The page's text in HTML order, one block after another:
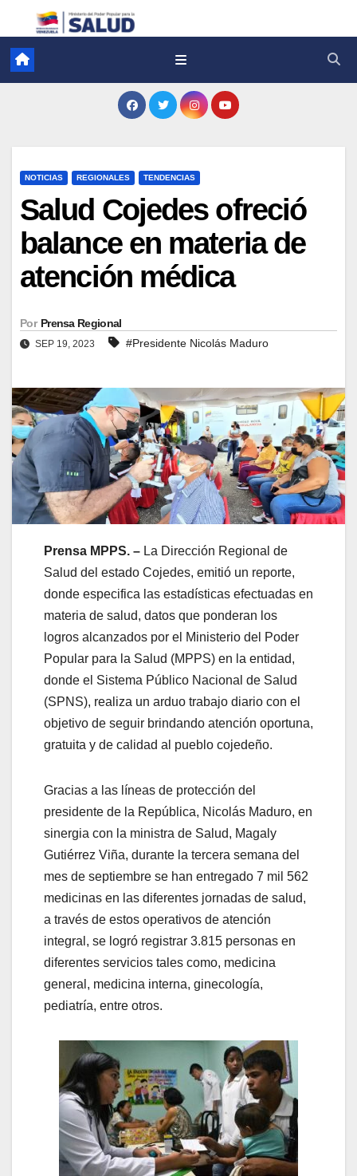
NOTICIAS REGIONALES TENDENCIAS
Salud Cojedes ofreció
balance en materia de
atención médica
Por Prensa Regional
SEP 19, 2023 #Presidente Nicolás Maduro
Prensa MPPS. – La Dirección Regional de
Salud del estado Cojedes, emitió un reporte,
donde especifica las estadísticas efectuadas en
materia de salud, datos que ponderan los
logros alcanzados por el Ministerio del Poder
Popular para la Salud (MPPS) en la entidad,
donde el Sistema Público Nacional de Salud
(SPNS), realiza un arduo trabajo diario con el
objetivo de seguir brindando atención oportuna,
gratuita y de calidad al pueblo cojedeño.
Gracias a las líneas de protección del
presidente de la República, Nicolás Maduro, en
sinergia con la ministra de Salud, Magaly
Gutiérrez Viña, durante la tercera semana del
mes de septiembre se han entregado 7 mil 562
medicinas en las diferentes jornadas de salud,
a través de estos operativos de atención
integral, se logró registrar 3.815 personas en
diferentes servicios tales como, medicina
general, medicina interna, ginecología,
pediatría, entre otros.